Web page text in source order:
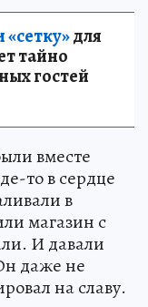
для
тайно
гостей
вместе
то в сердце
в
магазин с
И давали
даже не
на славу.